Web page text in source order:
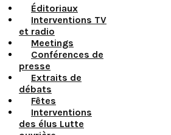
Éditoriaux
Interventions TV
et radio
Meetings
Conférences de
presse
Extraits de
débats
Fêtes
Interventions
des élus Lutte